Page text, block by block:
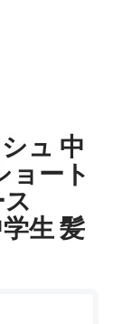
ュ 中
ョート
生 髪